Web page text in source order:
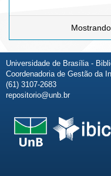
Universidade de Brasília -
Coordenadoria de Gestão da
(61) 3107-2683
repositorio@unb.br